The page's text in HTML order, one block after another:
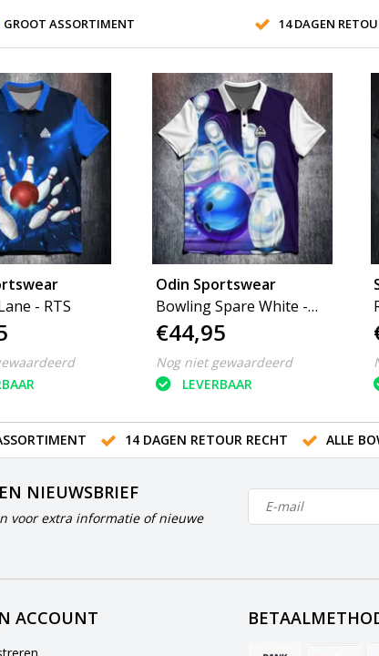
GROOT ASSORTIMENT 14 DAGEN
- RTS
Odin Sportswear
Bowling Spare White -
RTS
€44,95
Nog niet gewaardeerd
LEVERBAAR
14 DAGEN RETOUR RECHT ALLE
NIEUWSBRIEF
voor extra informatie of nieuwe
ACCOUNT